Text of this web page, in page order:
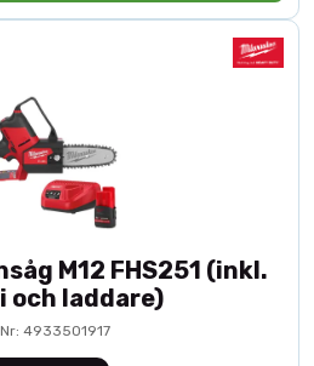
M12 FHS251 (inkl.
och laddare)
4933501917